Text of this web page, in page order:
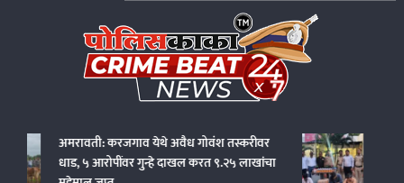
अमरावती: करजगाव येथे अवैध गोवंश तस्करीवर
धाड, ५ आरोपींवर गुन्हे दाखल करत ९.२५ लाखांचा